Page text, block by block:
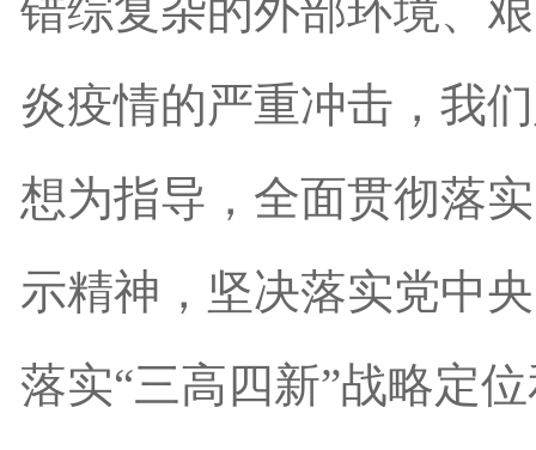
错综复杂的外部环境、
炎疫情的严重冲击，我
想为指导，全面贯彻落
示精神，坚决落实党中
落实“三高四新”战略定